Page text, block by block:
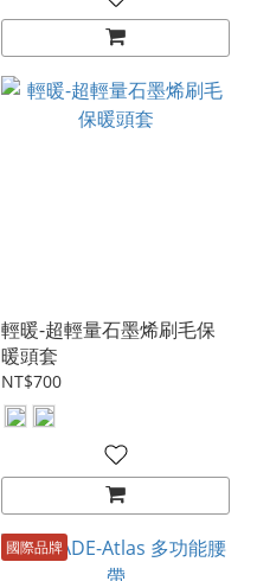
輕暖-超輕量石墨烯刷毛保
暖頭套
NT$700
國際品牌